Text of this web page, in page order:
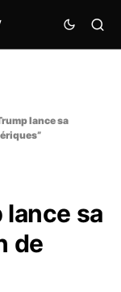
lance sa
lance sa
de